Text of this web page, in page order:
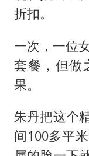
折扣。
一次，一位
套餐，但做
果。
朱丹把这个
间100多平